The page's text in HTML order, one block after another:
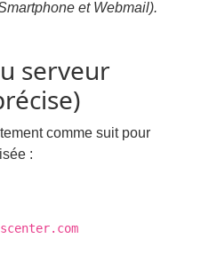
et Webmail).
serveur
comme suit pour
: